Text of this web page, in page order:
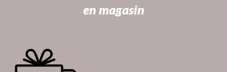
en magasin